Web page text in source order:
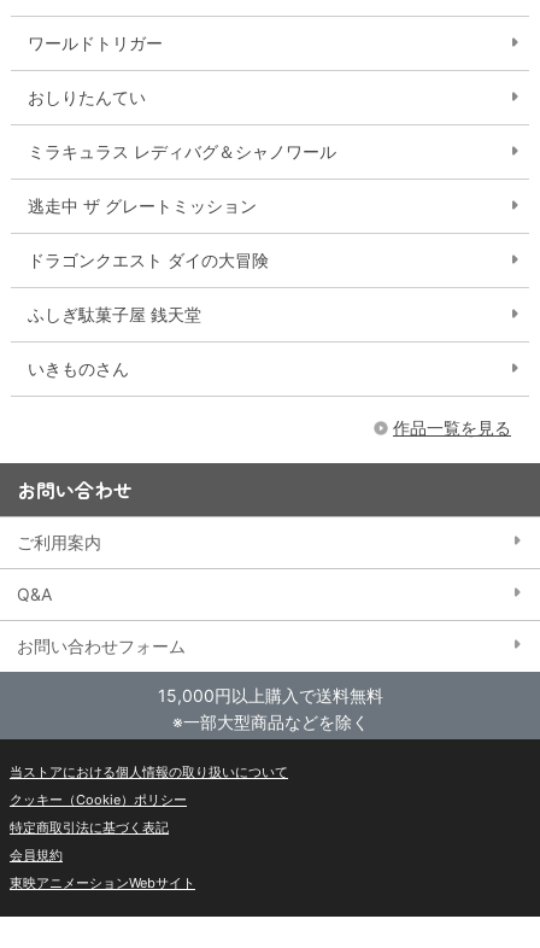
ワールドトリガー
おしりたんてい
ミラキュラス レディバグ＆シャノワール
逃走中 ザ グレートミッション
ドラゴンクエスト ダイの大冒険
ふしぎ駄菓子屋 銭天堂
いきものさん
作品一覧を見る
お問い合わせ
ご利用案内
Q&A
お問い合わせフォーム
15,000円以上購入で送料無料
※一部大型商品などを除く
当ストアにおける個人情報の取り扱いについて
クッキー（Cookie）ポリシー
特定商取引法に基づく表記
会員規約
東映アニメーションWebサイト